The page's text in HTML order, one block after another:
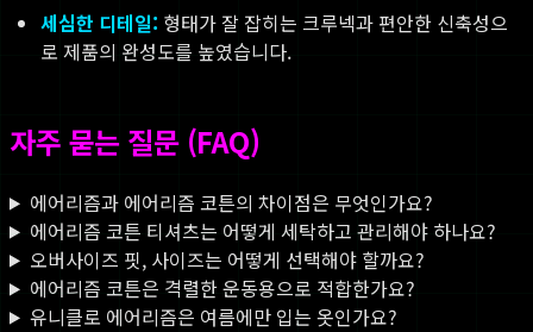
세심한 디테일: 형태가 잘 잡히는 크루넥과 편안한 신축성으
로 제품의 완성도를 높였습니다.
자주 묻는 질문 (FAQ)
에어리즘과 에어리즘 코튼의 차이점은 무엇인가요?
에어리즘 코튼 티셔츠는 어떻게 세탁하고 관리해야 하나요?
오버사이즈 핏, 사이즈는 어떻게 선택해야 할까요?
에어리즘 코튼은 격렬한 운동용으로 적합한가요?
유니클로 에어리즘은 여름에만 입는 옷인가요?